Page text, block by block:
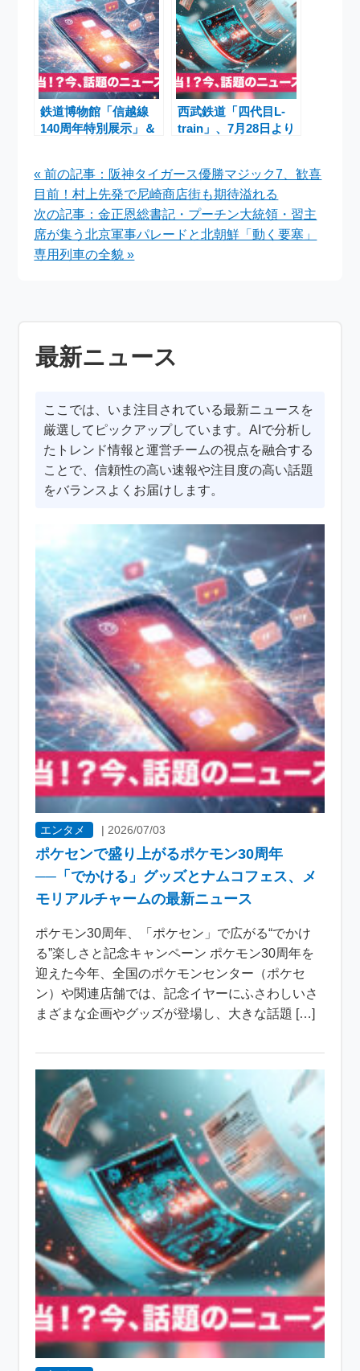
ト
鉄道博物館「信越線
140周年特別展示」＆
「WA」発売が話題
西武鉄道「四代目L-
train」、7月28日より
« 前の記事：阪神タイガース優勝マジック7、歓喜
目前！村上先発で尼崎商店街も期待溢れる
次の記事：金正恩総書記・プーチン大統領・習主
席が集う北京軍事パレードと北朝鮮「動く要塞」
専用列車の全貌 »
最新ニュース
ここでは、いま注目されている最新ニュースを
厳選してピックアップしています。AIで分析し
たトレンド情報と運営チームの視点を融合する
ことで、信頼性の高い速報や注目度の高い話題
をバランスよくお届けします。
エンタメ | 2026/07/03
ポケセンで盛り上がるポケモン30周年
──「でかける」グッズとナムコフェス、メ
モリアルチャームの最新ニュース
ポケモン30周年、「ポケセン」で広がる“でかけ
る”楽しさと記念キャンペーン ポケモン30周年を
迎えた今年、全国のポケモンセンター（ポケセ
ン）や関連店舗では、記念イヤーにふさわしいさ
まざまな企画やグッズが登場し、大きな話題 […]